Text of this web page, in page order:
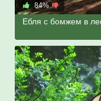
84%
Ебля с бомжем в